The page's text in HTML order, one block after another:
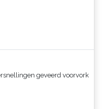
geveerd voorvork